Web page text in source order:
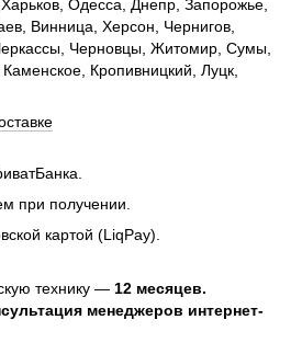
Одесса, Днепр, Запорожье,
Винница, Херсон, Чернигов,
Черновцы, Житомир, Сумы,
Кропивницкий, Луцк,
при получении.
картой (LiqPay).
технику — 12 месяцев.
менеджеров интернет-